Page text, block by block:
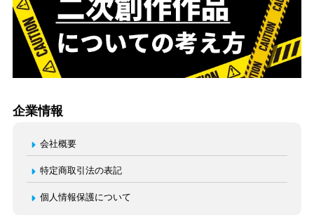
企業情報
会社概要
特定商取引法の表記
個人情報保護について